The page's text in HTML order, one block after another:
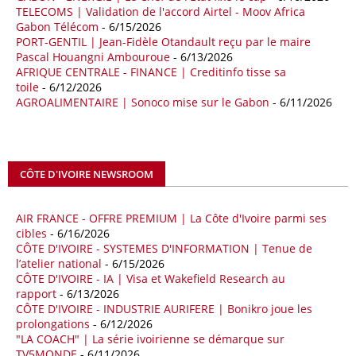
09/05/26 ITALIE - LIBYE
Les deux pays veulent accélérer leurs projets gaziers communs, afin
de sécuriser davantage les approvisionnements énergétiques en
Méditerranée, dans un contexte marqué par des tensions
géopolitiques internationales et des perturbations sur le marché
mondial du gaz. Réunis à Rome le jeudi 7 mai, la Première ministre
coopération et les investissements dans le secteur énergétique. Cette
séquence survient alors que Rome cherche à réduire son exposition
18/04/26 ALGERIE - BP
La multinationale BP signe son retour en Algérie où un permis de
prospection d’hydrocarbures dans le bassin oriental lui a été attribué
par l’Agence nationale pour la valorisation des ressources en
hydrocarbures (ALNAFT). L’information rendue publique mercredi 15
avril par l’institution, intervient dans le cadre de sa politique de relance
de l’exploration. Le périmètre concerné se situe dans une zone de
l’est du pays jugée peu explorée malgré son potentiel. BP pourra y
TELECOMS | Validation de l'accord Airtel - Moov Africa
Gabon Télécom - 6/15/2026
PORT-GENTIL | Jean-Fidèle Otandault reçu par le maire
Pascal Houangni Ambouroue - 6/13/2026
AFRIQUE CENTRALE - FINANCE | Creditinfo tisse sa
toile - 6/12/2026
AGROALIMENTAIRE | Sonoco mise sur le Gabon - 6/11/2026
CÔTE D'IVOIRE NEWSROOM
AIR FRANCE - OFFRE PREMIUM | La Côte d'Ivoire parmi ses
cibles - 6/16/2026
CÔTE D'IVOIRE - SYSTEMES D'INFORMATION | Tenue de
l’atelier national - 6/15/2026
CÔTE D'IVOIRE - IA | Visa et Wakefield Research au
rapport - 6/13/2026
CÔTE D'IVOIRE - INDUSTRIE AURIFERE | Bonikro joue les
prolongations - 6/12/2026
"LA COACH" | La série ivoirienne se démarque sur